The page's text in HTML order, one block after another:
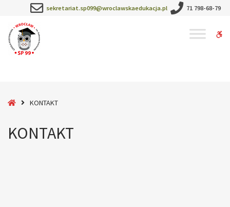
sekretariat.sp099@wroclawskaedukacja.pl 71 798-68-79
HomeKONTAKT
KONTAKT